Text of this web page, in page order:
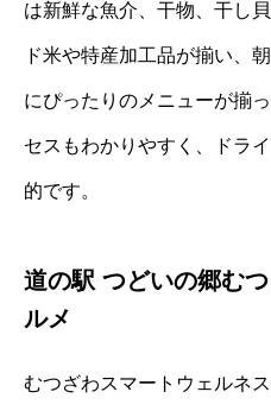
は新鮮な魚介、干物、干し
ド米や特産加工品が揃い、
にぴったりのメニューが揃
セスもわかりやすく、ドラ
的です。
道の駅 つどいの郷む
ルメ
むつざわスマートウェルネ